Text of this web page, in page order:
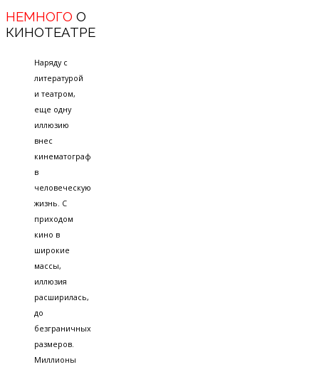
НЕМНОГО О
КИНОТЕАТРЕ
Наряду с
литературой
и театром,
еще одну
иллюзию
внес
кинематограф
в
человеческую
жизнь. С
приходом
кино в
широкие
массы,
иллюзия
расширилась,
до
безграничных
размеров.
Миллионы